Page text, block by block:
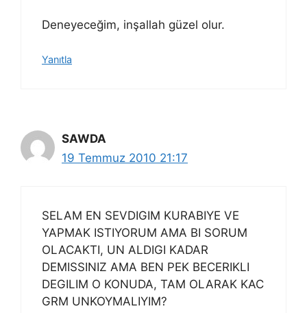
Deneyeceğim, inşallah güzel olur.
Yanıtla
SAWDA
19 Temmuz 2010 21:17
SELAM EN SEVDIGIM KURABIYE VE
YAPMAK ISTIYORUM AMA BI SORUM
OLACAKTI, UN ALDIGI KADAR
DEMISSINIZ AMA BEN PEK BECERIKLI
DEGILIM O KONUDA, TAM OLARAK KAC
GRM UNKOYMALIYIM?